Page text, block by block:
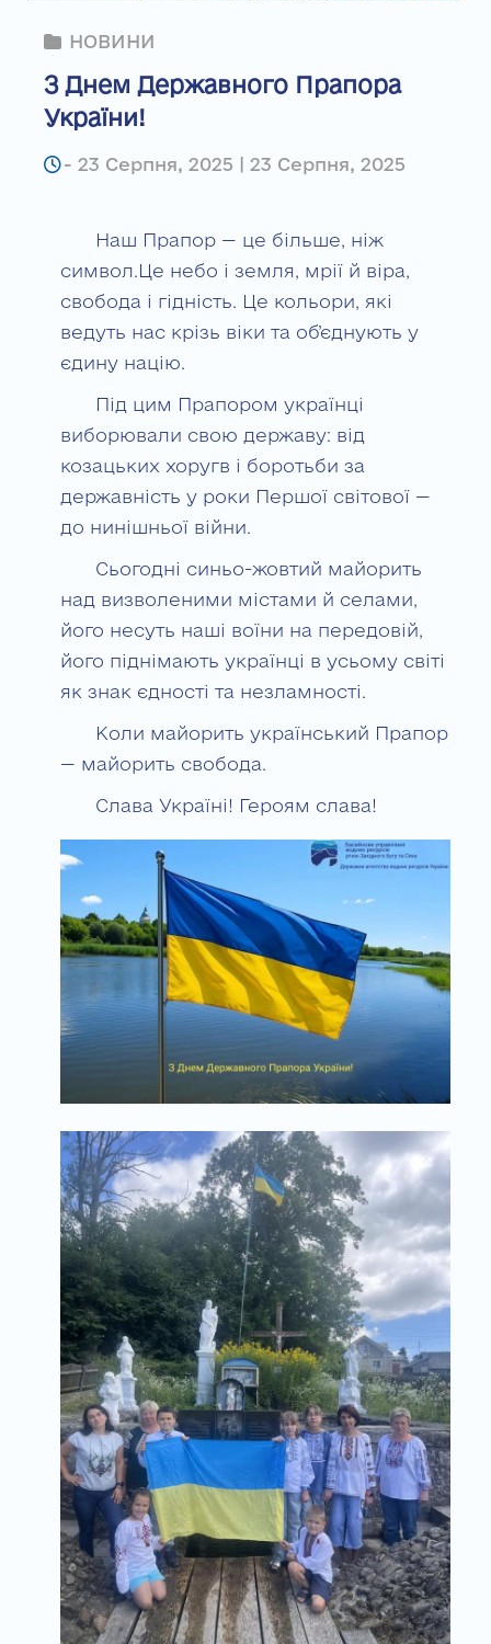
НОВИНИ
З Днем Державного Прапора
України!
- 23 Серпня, 2025 | 23 Серпня, 2025
Наш Прапор — це більше, ніж
символ.Це небо і земля, мрії й віра,
свобода і гідність. Це кольори, які
ведуть нас крізь віки та об’єднують у
єдину націю.
Під цим Прапором українці
виборювали свою державу: від
козацьких хоругв і боротьби за
державність у роки Першої світової —
до нинішньої війни.
Сьогодні синьо-жовтий майорить
над визволеними містами й селами,
його несуть наші воїни на передовій,
його піднімають українці в усьому світі
як знак єдності та незламності.
Коли майорить український Прапор
— майорить свобода.
Слава Україні! Героям слава!